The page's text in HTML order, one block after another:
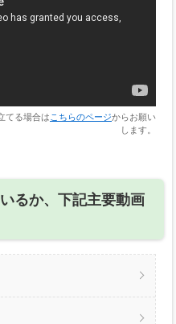
てる場合は こちらのページからお願い
します。
るか、下記主要動画